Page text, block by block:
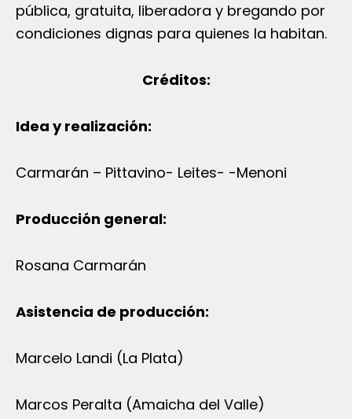
pública, gratuita, liberadora y bregando por
condiciones dignas para quienes la habitan.
Créditos:
Idea y realización:
Carmarán – Pittavino- Leites- -Menoni
Producción general:
Rosana Carmarán
Asistencia de producción:
Marcelo Landi (La Plata)
Marcos Peralta (Amaicha del Valle)